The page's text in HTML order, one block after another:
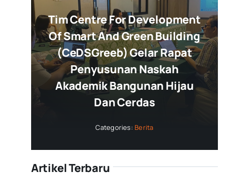
Tim Centre For Development
Of Smart And Green Building
(CeDSGreeb) Gelar Rapat
Penyusunan Naskah
Akademik Bangunan Hijau
Dan Cerdas
Categories: Berita
Artikel Terbaru